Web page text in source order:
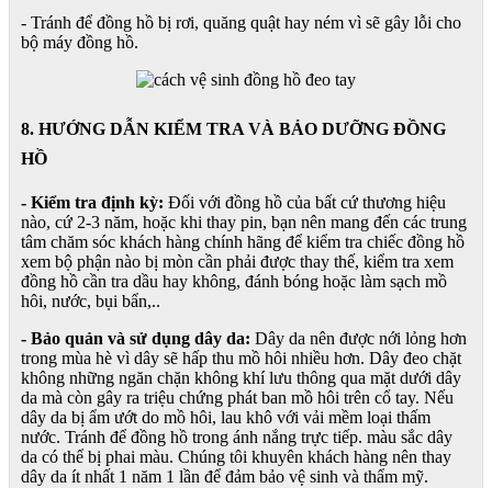
- Tránh để đồng hồ bị rơi, quăng quật hay ném vì sẽ gây lỗi cho
bộ máy đồng hồ.
8. HƯỚNG DẪN KIỂM TRA VÀ BẢO DƯỠNG ĐỒNG
HỒ
- Kiểm tra định kỳ: Đối với đồng hồ của bất cứ thương hiệu
nào, cứ 2-3 năm, hoặc khi thay pin, bạn nên mang đến các trung
tâm chăm sóc khách hàng chính hãng để kiểm tra chiếc đồng hồ
xem bộ phận nào bị mòn cần phải được thay thế, kiểm tra xem
đồng hồ cần tra dầu hay không, đánh bóng hoặc làm sạch mồ
hôi, nước, bụi bẩn,..
- Bảo quản và sử dụng dây da: Dây da nên được nới lỏng hơn
trong mùa hè vì dây sẽ hấp thu mồ hôi nhiều hơn. Dây đeo chặt
không những ngăn chặn không khí lưu thông qua mặt dưới dây
da mà còn gây ra triệu chứng phát ban mồ hôi trên cổ tay. Nếu
dây da bị ẩm ướt do mồ hôi, lau khô với vải mềm loại thấm
nước. Tránh để đồng hồ trong ánh nắng trực tiếp. màu sắc dây
da có thể bị phai màu. Chúng tôi khuyên khách hàng nên thay
dây da ít nhất 1 năm 1 lần để đảm bảo vệ sinh và thẩm mỹ.